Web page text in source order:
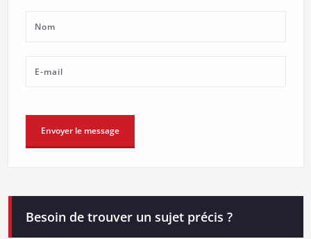
Besoin de trouver un sujet précis ?